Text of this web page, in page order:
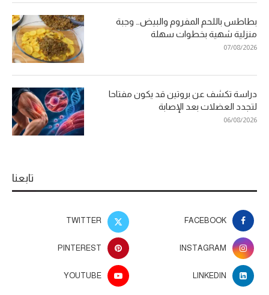
بطاطس باللحم المفروم والبيض… وجبة
منزلية شهية بخطوات سهلة
07/08/2026
دراسة تكشف عن بروتين قد يكون مفتاحا
لتجدد العضلات بعد الإصابة
06/08/2026
تابعنا
FACEBOOK
TWITTER
INSTAGRAM
PINTEREST
LINKEDIN
YOUTUBE